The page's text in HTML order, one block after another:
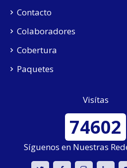
Contacto
Colaboradores
Cobertura
Paquetes
Visítas
74602
Síguenos en Nuestras